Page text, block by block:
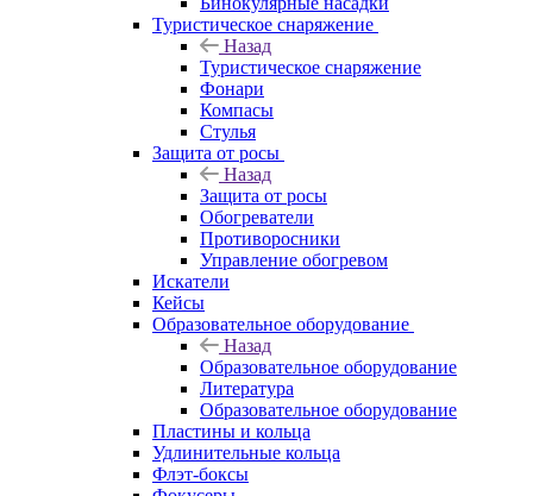
Туристическое снаряжение
Назад
Туристическое снаряжение
Фонари
Компасы
Стулья
Защита от росы
Назад
Защита от росы
Обогреватели
Противоросники
Управление обогревом
Искатели
Кейсы
Образовательное оборудование
Назад
Образовательное оборудование
Литература
Образовательное оборудование
Пластины и кольца
Удлинительные кольца
Флэт-боксы